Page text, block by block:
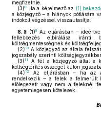
megfizetnie.
(3)8 Ha a kérelmező az (1)
a közjegyző – a hiányok pótlására
indokolt végzéssel visszautasítja.
8. § (1)9Az eljárásban – ideértve
fellebbezés elbírálása
költségmentességnek és
(2) 10 A közjegyző az általa
jogszabály szerinti
(3) 11
A fél a közjegyző által a
költségtérítés összegét külön
(4) 12
Az eljárásban – ha az
rendelkezik – a felek a felmerült
előlegezett vagy nem a feleknél
egyetemlegesen kötelesek.